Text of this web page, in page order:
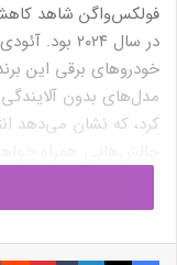
در سال
کرد، که نشان می‌دهد
فیسبوک ایکس لینکداین تامبلر پینتریست